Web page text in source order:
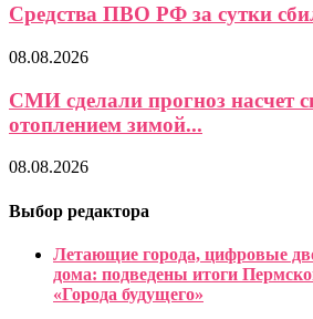
Средства ПВО РФ за сутки
08.08.2026
СМИ сделали прогноз насчет
отоплением зимой...
08.08.2026
Выбор редактора
Летающие города, цифровые
дома: подведены итоги
«Города будущего»